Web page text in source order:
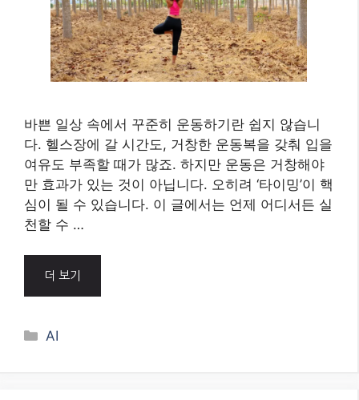
바쁜 일상 속에서 꾸준히 운동하기란 쉽지 않습니
다. 헬스장에 갈 시간도, 거창한 운동복을 갖춰 입을
여유도 부족할 때가 많죠. 하지만 운동은 거창해야
만 효과가 있는 것이 아닙니다. 오히려 ‘타이밍’이 핵
심이 될 수 있습니다. 이 글에서는 언제 어디서든 실
천할 수 …
더 보기
Categories
AI